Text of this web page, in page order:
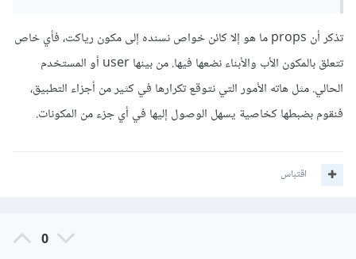
تذكر أن props ما هو إلا كائن خواص نسنده إلى مكون رياكت، فأي خاص
تتعلق بالمكون الأب والأبناء نضعها فيها. من بينها user أو المستخدم
الحالي. مثل هاته الأمور التي نتوقع تكرارها في كثير من أجزاء التطبيق،
فنقوم بضبطها كخاصية يسهل الوصول إليها في أي جزء من المكونات.
اقتباس
0